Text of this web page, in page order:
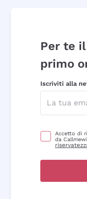
Per te il
primo
Iscriviti alla
Accetto di
da